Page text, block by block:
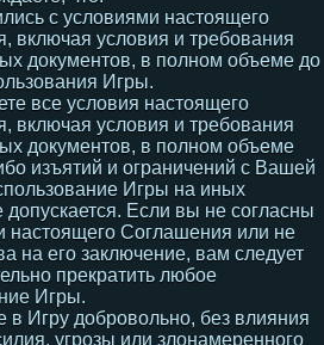
с условиями настоящего
включая условия и требования
документов, в полном объеме до
Игры.
все условия настоящего
включая условия и требования
документов, в полном объеме
изъятий и ограничений с Вашей
Игры на иных
допускается. Если вы не согласны
настоящего Соглашения или не
на его заключение, вам следует
прекратить любое
Игры.
в Игру добровольно, без влияния
угрозы или злонамеренного